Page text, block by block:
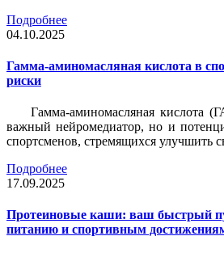
Подробнее
04.10.2025
Гамма-аминомасляная кислота в
риски
Гамма-аминомасляная кислота
важный нейромедиатор, но и
спортсменов, стремящихся улучшить
Подробнее
17.09.2025
Протеиновые каши: ваш быстрый
питанию и спортивным